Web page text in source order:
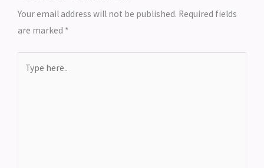
Your email address will not be published. Required fields
are marked *
here..